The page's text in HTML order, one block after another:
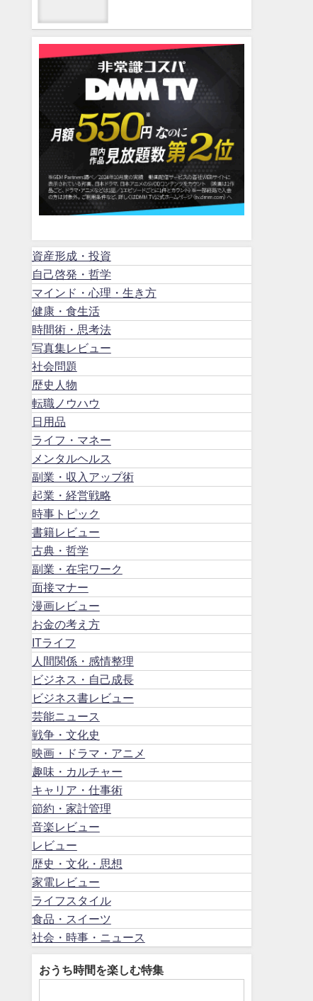
資産形成・投資
自己啓発・哲学
マインド・心理・生き方
健康・食生活
時間術・思考法
写真集レビュー
社会問題
歴史人物
転職ノウハウ
日用品
ライフ・マネー
メンタルヘルス
副業・収入アップ術
起業・経営戦略
時事トピック
書籍レビュー
古典・哲学
副業・在宅ワーク
面接マナー
漫画レビュー
お金の考え方
ITライフ
人間関係・感情整理
ビジネス・自己成長
ビジネス書レビュー
芸能ニュース
戦争・文化史
映画・ドラマ・アニメ
趣味・カルチャー
キャリア・仕事術
節約・家計管理
音楽レビュー
レビュー
歴史・文化・思想
家電レビュー
ライフスタイル
食品・スイーツ
社会・時事・ニュース
おうち時間を楽しむ特集